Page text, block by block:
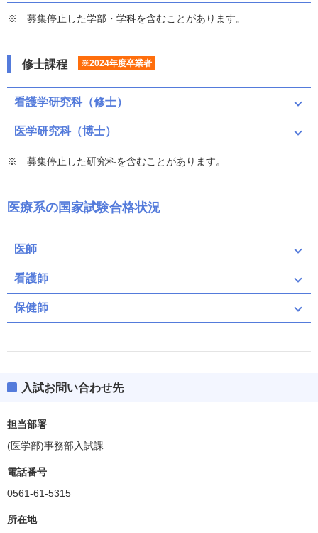
募集停止した学部・学科を含むことがあります。
修士課程 ※2024年度卒業者
看護学研究科（修士）
医学研究科（博士）
募集停止した研究科を含むことがあります。
医療系の国家試験合格状況
医師
看護師
保健師
入試お問い合わせ先
担当部署
(医学部)事務部入試課
電話番号
0561-61-5315
所在地